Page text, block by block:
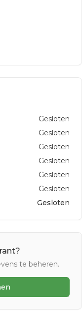
Gesloten
Gesloten
Gesloten
Gesloten
Gesloten
Gesloten
Gesloten
te beheren.